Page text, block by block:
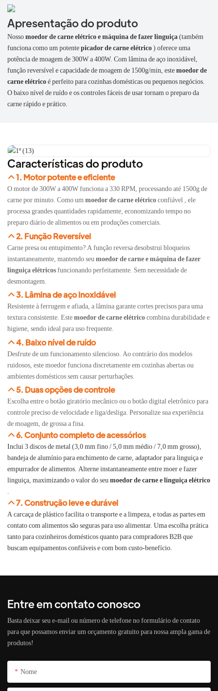
Apresentação do produto
Nossomoedor de carne elétrico e máquina de fazer linguiça(também
funciona como um potentepicador de carne elétrico) oferece uma
potência de moagem de 300W a 400W. Com lâmina de aço inoxidável,
função reversível e capacidade de moagem de 1500g/min, estemoedor de
carne elétricoé perfeito para cozinhas domésticas ou pequenos negócios.
O baixo nível de ruído e os controles fáceis de usar tornam o preparo da
carne rápido e prático.
Características do produto
1. Motor potente e eficiente
O motor de 300W a 400W funciona a 330 RPM, processando até 1500g de
carne por minuto. Como ummoedor de carne elétricoconfiável , ele
processa grandes quantidades rapidamente, economizando tempo no
preparo diário de alimentos ou em produções comerciais.
2. Função Reversível
Carne presa ou entupimento? A função reversa desobstrui bloqueios
instantaneamente, mantendo seu moedor de carne e máquina de fazer
linguiça elétricosfuncionando perfeitamente. Sem necessidade de
desmontagem.
3. Lâmina de aço inoxidável
Resistente à ferrugem e afiada, a lâmina garante cortes precisos para uma
textura consistente. Estemoedor de carne elétricocombina durabilidade e
higiene, sendo ideal para uso frequente.
4. Baixo nível de ruído
Desfrute de um funcionamento silencioso. Ao contrário dos modelos
ruidosos, este moedor funciona discretamente em cozinhas abertas ou
ambientes domésticos sem causar perturbações.
5. Duas opções de controle
Escolha entre o botão giratório mecânico ou o botão digital eletrônico para
controle preciso de velocidade e liga/desliga. Personalize sua experiência
de moagem, de grossa a fina.
6. Conjunto completo de acessórios
Inclui 3 discos de metal (3,0 mm fino / 5,0 mm médio / 7,0 mm grosso),
bandeja de alumínio para enchimento de carne, adaptador para linguiça e
empurrador de alimentos. Alterne instantaneamente entre moer e fazer
linguiça, maximizando o valor do seumoedor de carne e linguiça elétrico
.
7. Construção leve e durável
A carcaça de plástico facilita o transporte e a limpeza, e todas as partes em
contato com alimentos são seguras para uso alimentar. Uma escolha prática
tanto para cozinheiros domésticos quanto para compradores B2B que
buscam equipamentos confiáveis ​​e com bom custo-benefício.
Entre em contato conosco
Basta deixar seu e-mail ou número de telefone no formulário de contato
para que possamos enviar um orçamento gratuito para nossa ampla gama de
produtos!
Nome